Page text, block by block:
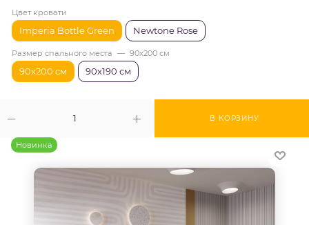
В КОРЗИНУ
Цвет кровати
Imperia Bottle Green Newtone Rose
Размер спального места — 90х200 см
90х200 см 90х190 см
Новинка